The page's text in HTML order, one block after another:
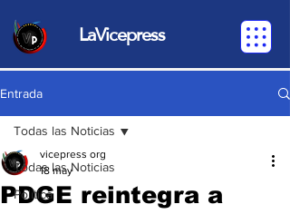
LaVicepress
Entrada
Todas las Noticias
Política
Todas las Noticias
PDGE reintegra a
vicepress org
18 may